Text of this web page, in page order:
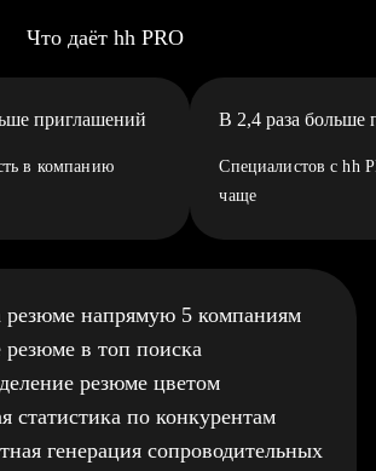
Что даёт hh PRO
приглашений
в компанию
В 2,4 раза больше
Специалистов с hh
чаще
резюме напрямую 5 компаниям
резюме в топ поиска
резюме цветом
статистика по конкурентам
генерация сопроводительных